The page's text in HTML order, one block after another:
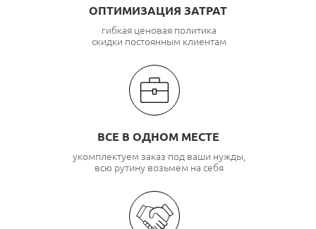
ОПТИМИЗАЦИЯ ЗАТРАТ
гибкая ценовая политика
скидки постоянным клиентам
ВСЕ В ОДНОМ МЕСТЕ
укомплектуем заказ под ваши нужды,
всю рутину возьмем на себя